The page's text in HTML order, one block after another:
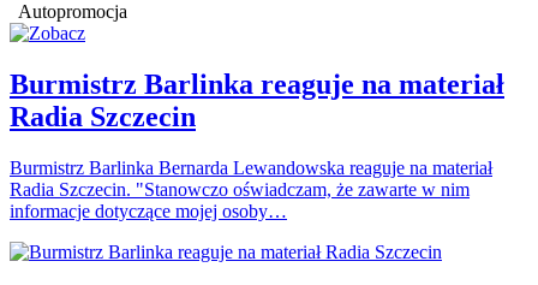
Autopromocja
Burmistrz Barlinka reaguje na materiał
Radia Szczecin
Burmistrz Barlinka Bernarda Lewandowska reaguje na materiał
Radia Szczecin. "Stanowczo oświadczam, że zawarte w nim
informacje dotyczące mojej osoby…